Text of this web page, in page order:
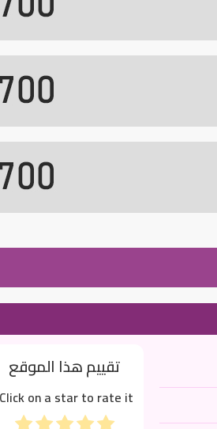
تقييم هذا الموقع
Click on a star to rate it!